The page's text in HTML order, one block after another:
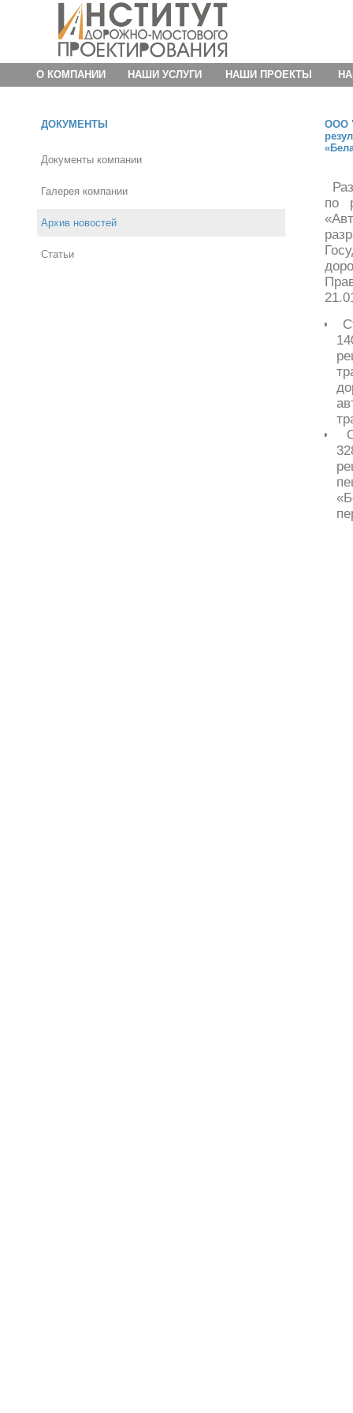
О КОМПАНИИ НАШИ УСЛУГИ НАШИ ПРОЕКТЫ
ДОКУМЕНТЫ
Документы компании
Галерея компании
Архив новостей
Статьи
ООО
по